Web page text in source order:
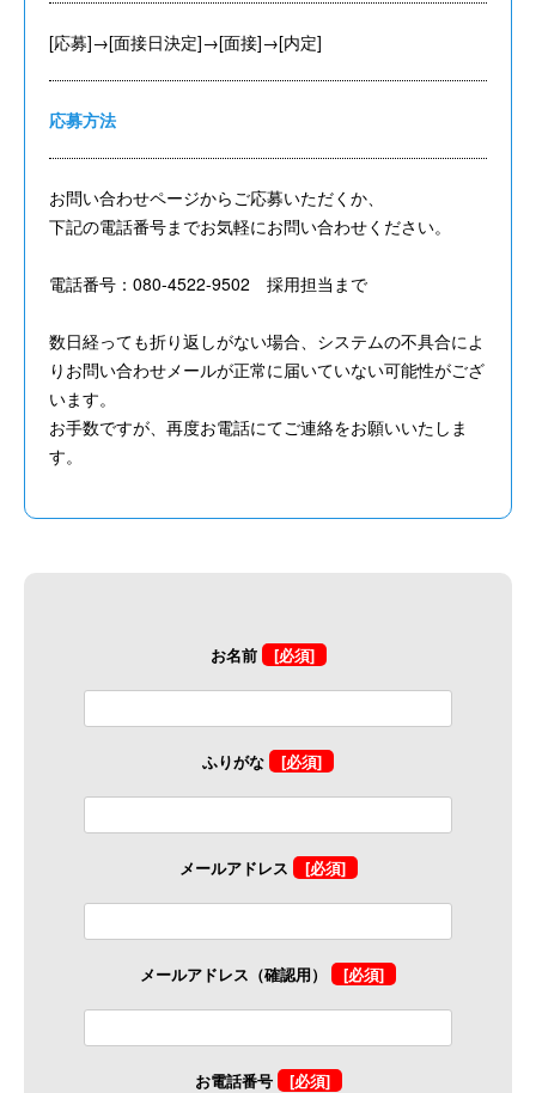
[応募]→[面接日決定]→[面接]→[内定]
応募方法
お問い合わせページからご応募いただくか、
下記の電話番号までお気軽にお問い合わせください。
電話番号：080-4522-9502 採用担当まで
数日経っても折り返しがない場合、システムの不具合によ
りお問い合わせメールが正常に届いていない可能性がござ
います。
お手数ですが、再度お電話にてご連絡をお願いいたしま
す。
お名前 [必須]
ふりがな [必須]
メールアドレス [必須]
メールアドレス（確認用） [必須]
お電話番号 [必須]